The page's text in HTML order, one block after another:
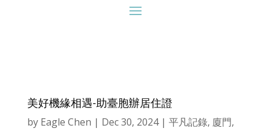
美好機緣相遇-助臺胞辦居住證
by Eagle Chen | Dec 30, 2024| 平凡記錄, 廈門,